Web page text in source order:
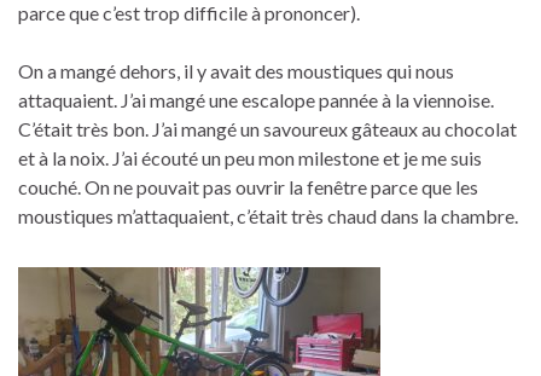
parce que c’est trop difficile à prononcer).
On a mangé dehors, il y avait des moustiques qui nous
attaquaient. J’ai mangé une escalope pannée à la viennoise.
C’était très bon. J’ai mangé un savoureux gâteaux au chocolat
et à la noix. J’ai écouté un peu mon milestone et je me suis
couché. On ne pouvait pas ouvrir la fenêtre parce que les
moustiques m’attaquaient, c’était très chaud dans la chambre.